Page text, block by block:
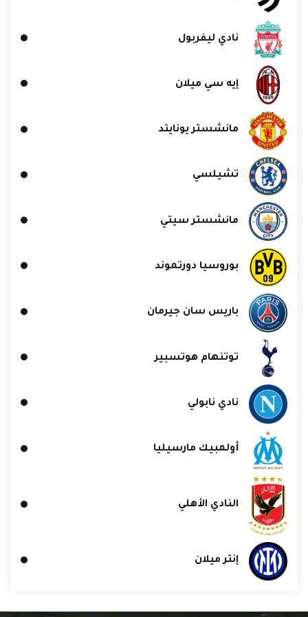
نادي ليفربول
إيه سي ميلان
مانشستر يونايتد
تشيلسي
مانشستر سيتي
بوروسيا دورتموند
باريس سان جيرمان
توتنهام هوتسبير
نادي نابولي
أولمبيك مارسيليا
النادي الأهلي
إنتر ميلان